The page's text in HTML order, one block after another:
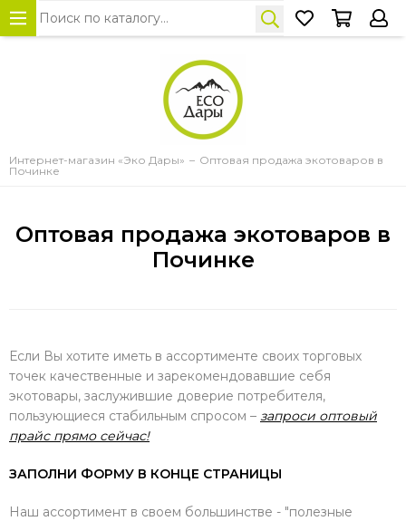
Интернет-магазин «Эко Дары»
Оптовая продажа экотоваров в
Починке
Оптовая продажа экотоваров в
Починке
Если Вы хотите иметь в ассортименте своих торговых
точек качественные и зарекомендовавшие себя
экотовары, заслужившие доверие потребителя,
пользующиеся стабильным спросом – запроси оптовый
прайс прямо сейчас!
ЗАПОЛНИ ФОРМУ В КОНЦЕ СТРАНИЦЫ
Наш ассортимент в своем большинстве - "полезные